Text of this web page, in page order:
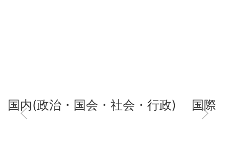
国内(政治・国会・社会・行政) 国際